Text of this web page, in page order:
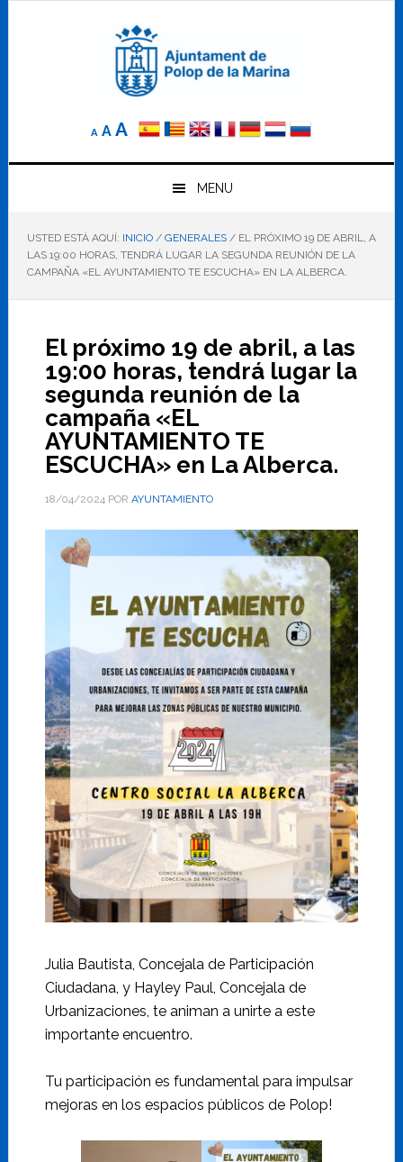
A
Reducir
elA Tamaño
AAumentar
el
tamaño
letra
MENU
USTED ESTÁ AQUÍ: INICIO / GENERALES /EL PRÓXIMO 19 DE ABRIL, A
LAS 19:00 HORAS, TENDRÁ LUGAR LA SEGUNDA REUNIÓN DE LA
CAMPAÑA «EL AYUNTAMIENTO TE ESCUCHA» EN LA ALBERCA.
El próximo 19 de abril, a las
19:00 horas, tendrá lugar la
segunda reunión de la
campaña «EL
AYUNTAMIENTO TE
ESCUCHA» en La Alberca.
18/04/2024POR AYUNTAMIENTO
Julia Bautista, Concejala de Participación
Ciudadana, y Hayley Paul, Concejala de
Urbanizaciones, te animan a unirte a este
importante encuentro.
Tu participación es fundamental para impulsar
mejoras en los espacios públicos de Polop!